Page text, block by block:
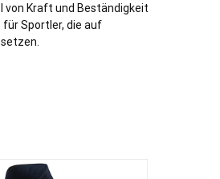
von Kraft und Beständigkeit
Sportler, die auf